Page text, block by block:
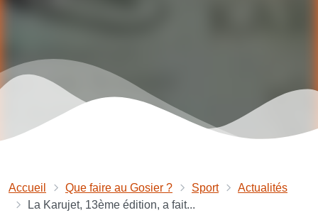
Accueil Que faire au Gosier ? Sport
Actualités
La Karujet, 13ème édition, a fait...